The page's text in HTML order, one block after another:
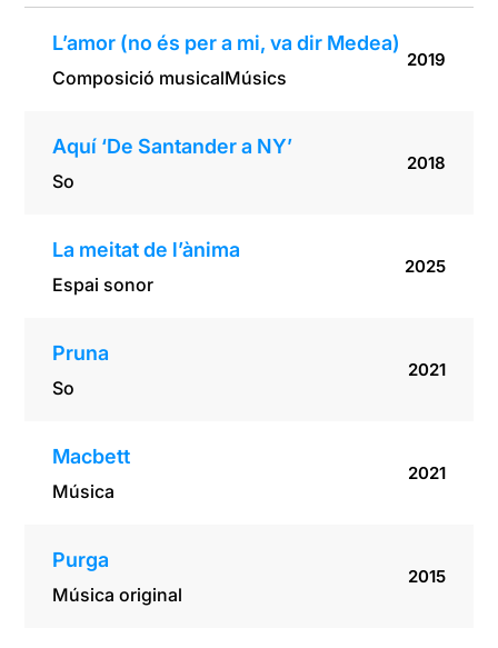
L’amor (no és per a mi, va dir Medea)
Composició musicalMúsics
2019
Aquí ‘De Santander a NY’
So
2018
La meitat de l’ànima
Espai sonor
2025
Pruna
So
2021
Macbett
Música
2021
Purga
Música original
2015